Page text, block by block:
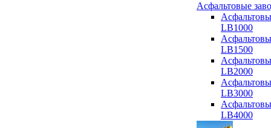
Асфальтовые
LB1000
LB1500
LB2000
LB3000
LB4000